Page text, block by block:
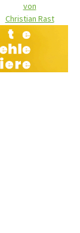
von
Christian Rast